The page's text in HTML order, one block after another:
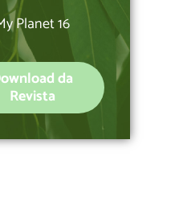
Planet 16
da
Revista